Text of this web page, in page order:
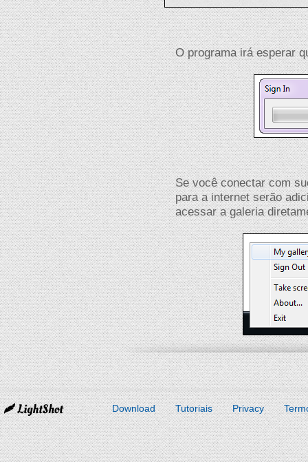
O programa irá esperar
Se você conectar com
para a internet serão
acessar a galeria
Download Tutoriais Privacy